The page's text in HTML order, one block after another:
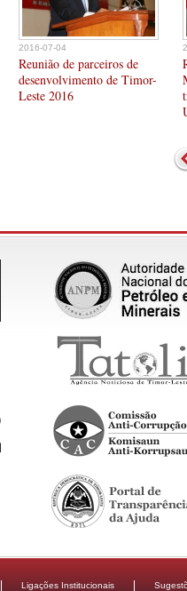
2016-07-04
Reunião de parceiros de
desenvolvimento de Timor-
Leste 2016
Ligações Institucionais